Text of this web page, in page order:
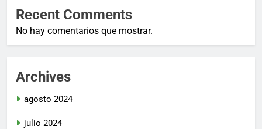
Recent Comments
No hay comentarios que mostrar.
Archives
agosto 2024
julio 2024